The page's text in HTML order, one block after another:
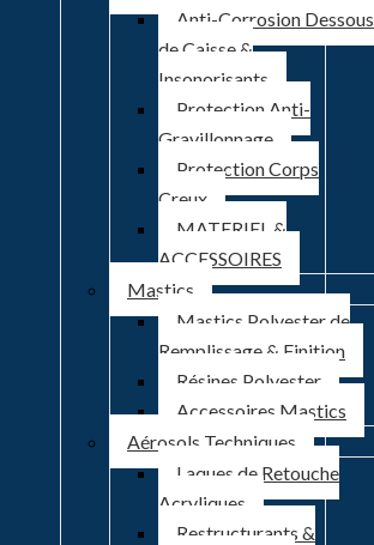
Anti-Corrosion Dessous
de Caisse &
Insonorisants
Protection Anti-
Gravillonnage
Protection Corps
Creux
MATERIEL &
ACCESSOIRES
Mastics
Mastics Polyester de
Remplissage & Finition
Résines Polyester
Accessoires Mastics
Aérosols Techniques
Laques de Retouche
Acryliques
Restructurants &